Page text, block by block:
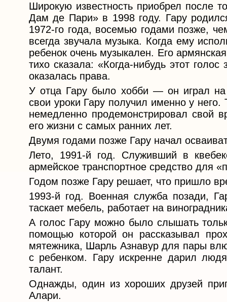
Широкую известность приобрел после
Дам де Пари» в 1998 году. Гару
1972-го года, восемью годами позже,
всегда звучала музыка. Когда ему
ребенок очень музыкален. Его
тихо сказала: «Когда-нибудь этот
оказалась права.
У отца Гару было хобби — он играл на
свои уроки Гару получил именно у
немедленно продемонстрировал свой
его жизни с самых ранних лет.
Двумя годами позже Гару начал
Лето, 1991-й год. Служивший в
армейское транспортное средство для
Годом позже Гару решает, что пришло
1993-й год. Военная служба позади,
таскает мебель, работает на
А голос Гару можно было слышать
помощью которой он рассказывал
мятежника, Шарль Азнавур для пары
с ребенком. Гару искренне дарил
талант.
Однажды, один из хороших друзей
Алари.